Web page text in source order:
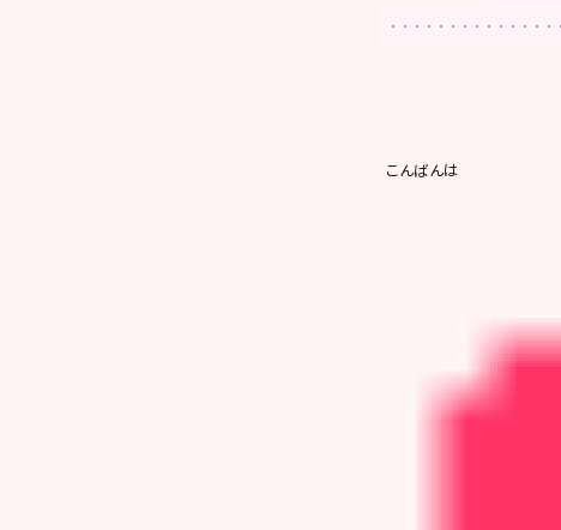
こんばんは